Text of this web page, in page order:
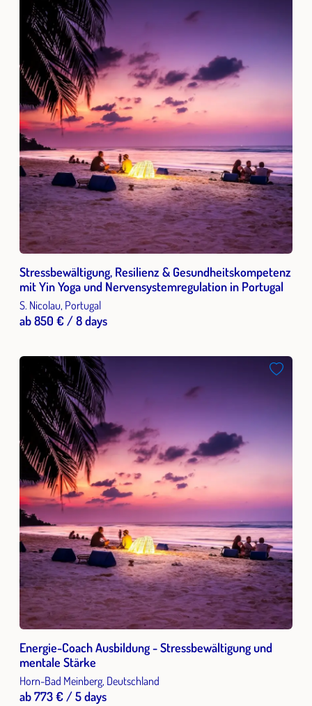
Stressbewältigung, Resilienz & Gesundheitskompetenz
mit Yin Yoga und Nervensystemregulation in Portugal
S. Nicolau, Portugal
ab 850 € / 8 days
Energie-Coach Ausbildung - Stressbewältigung und
mentale Stärke
Horn-Bad Meinberg, Deutschland
ab 773 € / 5 days